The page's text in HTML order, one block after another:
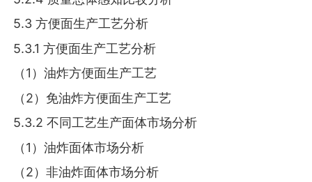
5.3 方便面生产工艺分析
5.3.1 方便面生产工艺分析
（1）油炸方便面生产工艺
（2）免油炸方便面生产工艺
5.3.2 不同工艺生产面体市场分析
（1）油炸面体市场分析
（2）非油炸面体市场分析